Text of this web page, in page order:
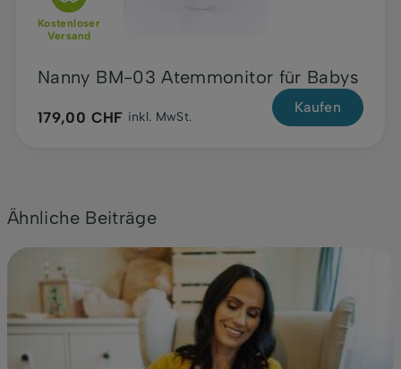
Kostenloser
Versand
Nanny BM-03 Atemmonitor für Babys
179,00 CHF inkl. MwSt.
Kaufen
Ähnliche Beiträge